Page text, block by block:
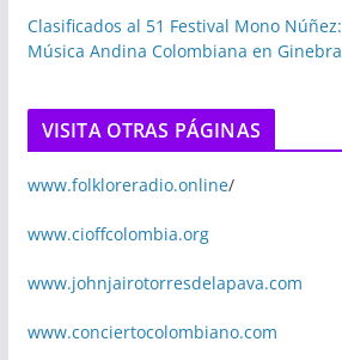
Clasificados al 51 Festival Mono
Música Andina Colombiana en
VISITA OTRAS PÁGINAS
www.folkloreradio.online/
www.cioffcolombia.org
www.johnjairotorresdelapava.com
www.conciertocolombiano.com